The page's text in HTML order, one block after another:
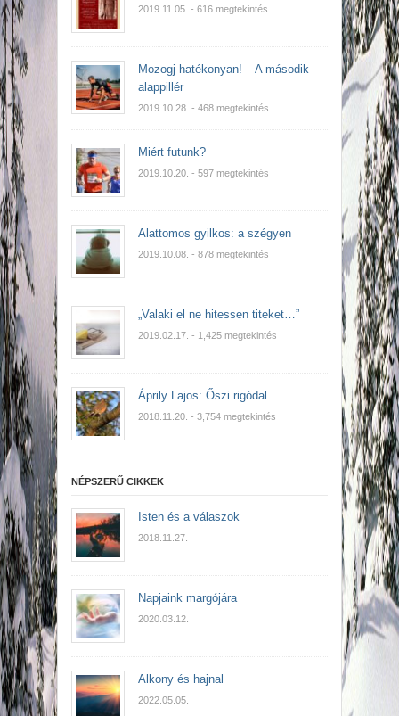
2019.11.05. - 616 megtekintés
Mozogj hatékonyan! – A második
alappillér
2019.10.28. - 468 megtekintés
Miért futunk?
2019.10.20. - 597 megtekintés
Alattomos gyilkos: a szégyen
2019.10.08. - 878 megtekintés
„Valaki el ne hitessen titeket…”
2019.02.17. - 1,425 megtekintés
Áprily Lajos: Őszi rigódal
2018.11.20. - 3,754 megtekintés
NÉPSZERŰ CIKKEK
Isten és a válaszok
2018.11.27.
Napjaink margójára
2020.03.12.
Alkony és hajnal
2022.05.05.